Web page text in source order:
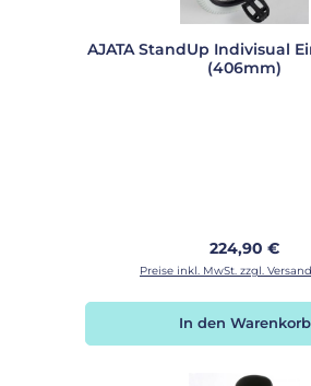
AJATA StandUp Indivisual
(406mm)
Regulärer
224,90 €
Preise inkl. MwSt. zzgl.
In den Warenkorb